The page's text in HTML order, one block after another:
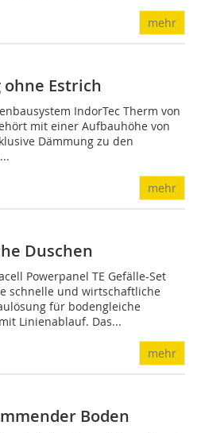
mehr
Estrich
IndorTec Therm von
mit einer Aufbauhöhe von
Dämmung zu den
mehr
Duschen
Powerpanel TE Gefälle-Set
schnelle und wirtschaftliche
für bodengleiche
Linienablauf. Das...
mehr
Boden